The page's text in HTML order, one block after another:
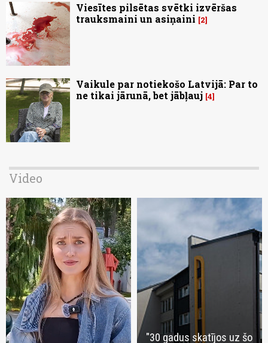
Viesītes pilsētas svētki izvēršas
trauksmaini un asiņaini
2
Vaikule par notiekošo Latvijā: Par to
ne tikai jārunā, bet jābļauj 4
Video
"30 gadus skatījos uz šo